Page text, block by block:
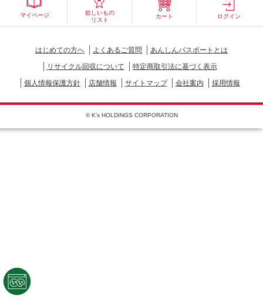
マイページ
欲しいもの
リスト
カート ログイン
はじめての方へ よくあるご質問
あんしんパスポートとは
リサイクル回収について
特定商取引法に基づく表示
個人情報保護方針
店舗情報 サイトマップ 会社案内 採用情報
© K's HOLDINGS CORPORATION